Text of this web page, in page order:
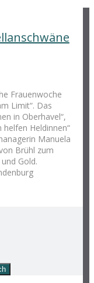
Frauenwoche
Limit“. Das
in Oberhavel“,
helfen Heldinnen“
Manuela
Brühl zum
Gold.